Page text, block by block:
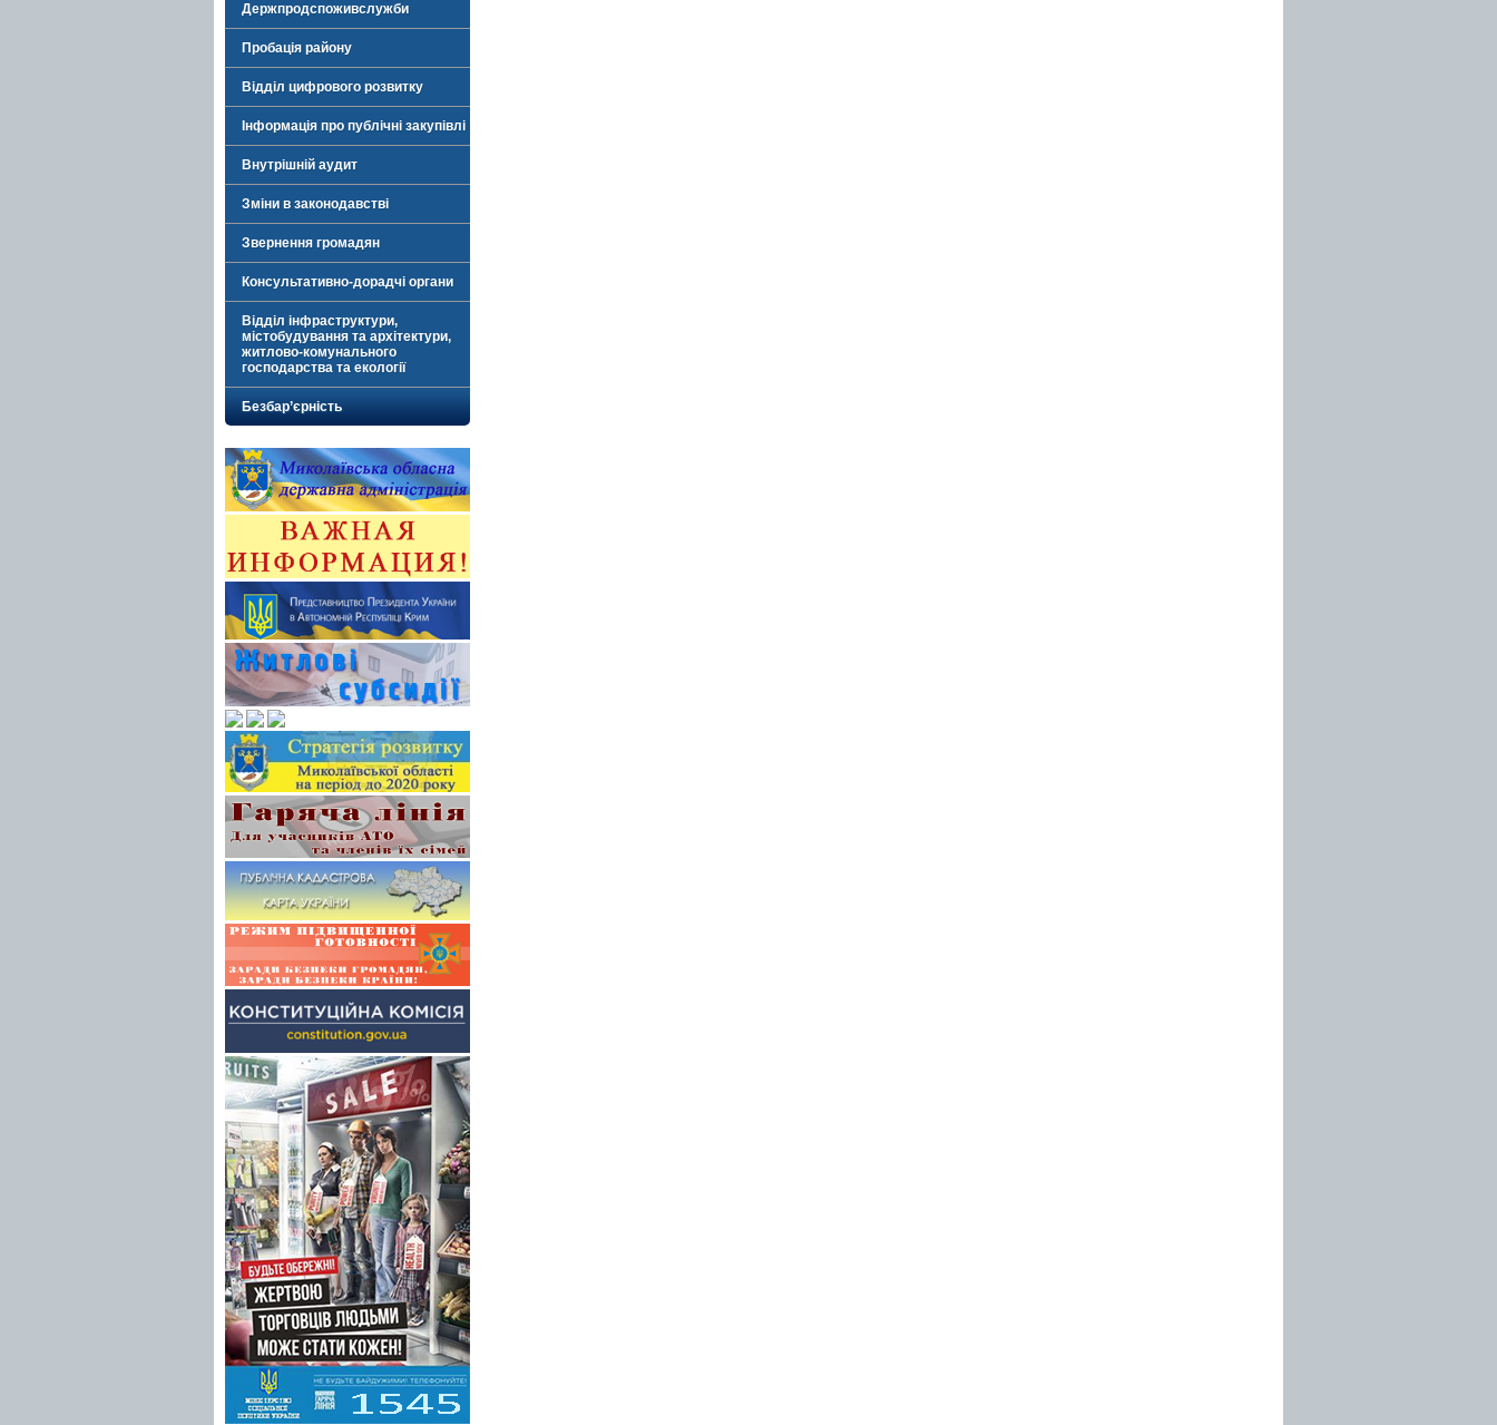
Держпродспоживслужби
Пробація району
Відділ цифрового розвитку
Інформація про публічні закупівлі
Внутрішній аудит
Зміни в законодавстві
Звернення громадян
Консультативно-дорадчі органи
Відділ інфраструктури,
містобудування та архітектури,
житлово-комунального
господарства та екології
Безбар’єрність